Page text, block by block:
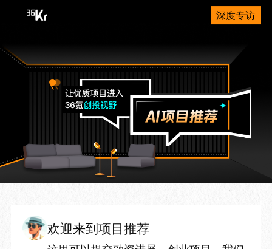
深度专访
欢迎来到项目推荐